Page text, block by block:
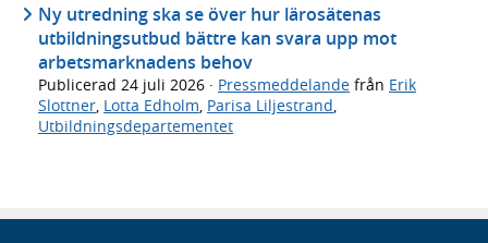
Ny utredning ska se över hur lärosätenas
utbildningsutbud bättre kan svara upp mot
arbetsmarknadens behov
Publicerad 24 juli 2026 · Pressmeddelande från Erik
Slottner, Lotta Edholm, Parisa Liljestrand,
Utbildningsdepartementet